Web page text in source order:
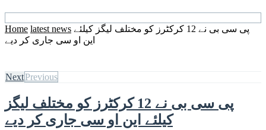
Home latest news پی سی بی نے 12 کرکٹرز کو مختلف لیگز کیلئے
این او سی جاری کر دیے
NextPrevious
پی سی بی نے 12 کرکٹرز کو مختلف لیگز
کیلئے این او سی جاری کر دیے